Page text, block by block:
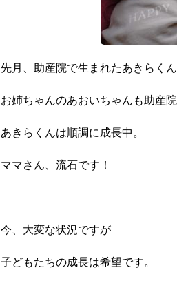
先月、助産院で生まれたあきらく
お姉ちゃんのあおいちゃんも助産
あきらくんは順調に成長中。
ママさん、流石です！
今、大変な状況ですが
子どもたちの成長は希望です。